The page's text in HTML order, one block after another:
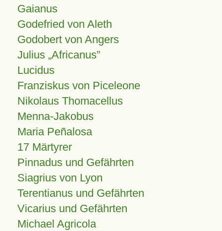
Gaianus
Godefried von Aleth
Godobert von Angers
Julius Africanus
Lucidus
Franziskus von Piceleone
Nikolaus Thomacellus
Menna-Jakobus
Maria Peñalosa
17 Märtyrer
Pinnadus und Gefährten
Siagrius von Lyon
Terentianus und Gefährten
Vicarius und Gefährten
Michael Agricola